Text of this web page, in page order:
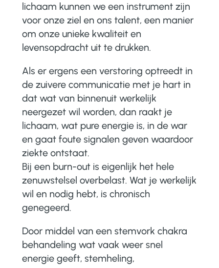
lichaam kunnen we een instrument zijn
voor onze ziel en ons talent, een manier
om onze unieke kwaliteit en
levensopdracht uit te drukken.
Als er ergens een verstoring optreedt in
de zuivere communicatie met je hart in
dat wat van binnenuit werkelijk
neergezet wil worden, dan raakt je
lichaam, wat pure energie is, in de war
en gaat foute signalen geven waardoor
ziekte ontstaat.
Bij een burn-out is eigenlijk het hele
zenuwstelsel overbelast. Wat je werkelijk
wil en nodig hebt, is chronisch
genegeerd.
Door middel van een stemvork chakra
behandeling wat vaak weer snel
energie geeft, stemheling,